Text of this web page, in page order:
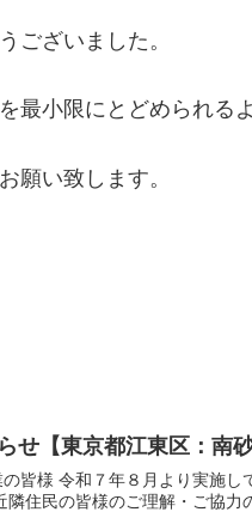
ございました。
最小限にとどめられる
願い致します。
せ【東京都江東区：南
皆様 令和７年８月より実施
隣住民の皆様のご理解・ご協力